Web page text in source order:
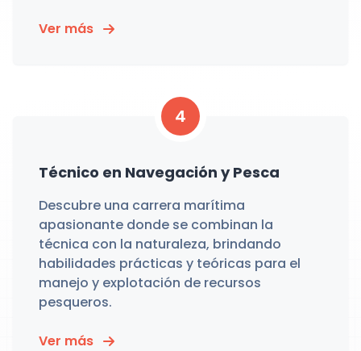
Ver más
4
Técnico en Navegación y Pesca
Descubre una carrera marítima
apasionante donde se combinan la
técnica con la naturaleza, brindando
habilidades prácticas y teóricas para el
manejo y explotación de recursos
pesqueros.
Ver más